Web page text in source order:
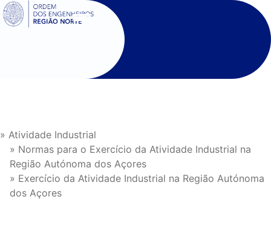
SIGOE
» Atividade Industrial
» Normas para o Exercício da Atividade Industrial na
Região Autónoma dos Açores
» Exercício da Atividade Industrial na Região Autónoma
dos Açores